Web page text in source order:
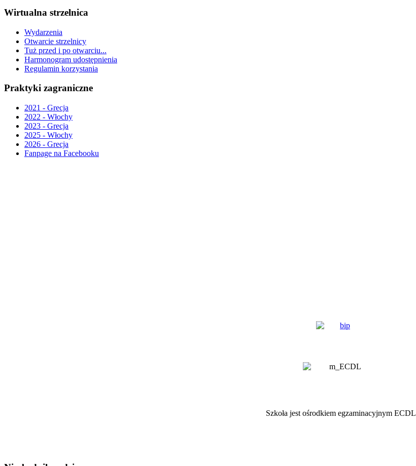
Wirtualna strzelnica
Wydarzenia
Otwarcie strzelnicy
Tuż przed i po otwarciu...
Harmonogram udostępnienia
Regulamin korzystania
Praktyki zagraniczne
2021 - Grecja
2022 - Włochy
2023 - Grecja
2025 - Włochy
2026 - Grecja
Fanpage na Facebooku
Szkoła jest ośrodkiem egzaminacyjnym ECDL